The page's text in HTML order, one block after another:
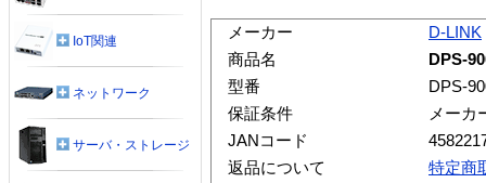
メーカー
D-LINK
商品名
DPS-
型番
DPS-
保証条件
メーカ
JANコード
返品について
特定商
IoT関連
ネットワーク
サーバ・ストレージ